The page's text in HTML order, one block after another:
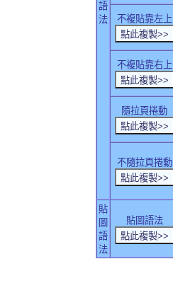
語
法
不複貼靠左上
不複貼靠右上
隨拉頁捲動
不隨拉頁捲動
貼
圖
語
法
貼圖語法